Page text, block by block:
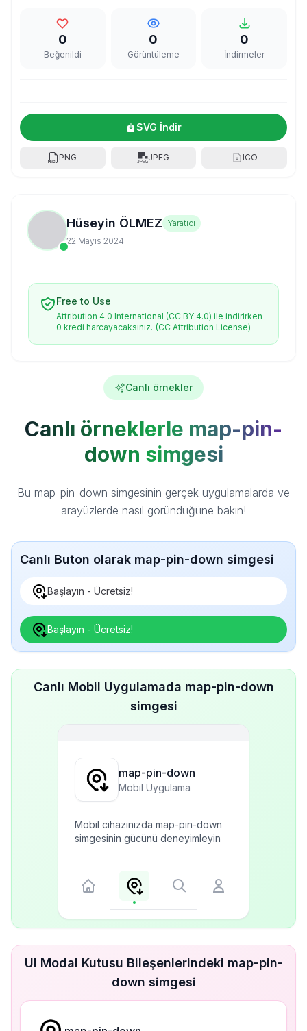
0
Beğenildi
0
Görüntüleme
0
İndirmeler
SVG İndir
PNG JPEG ICO
Hüseyin ÖLMEZ Yaratıcı
22 Mayıs 2024
Free to Use
Attribution 4.0 International (CC BY 4.0) ile indirirken
0 kredi harcayacaksınız. (CC Attribution License)
Canlı örnekler
Canlı örneklerle map-pin-
down simgesi
Bu map-pin-down simgesinin gerçek uygulamalarda ve
arayüzlerde nasıl göründüğüne bakın!
Canlı Buton olarak map-pin-down simgesi
Başlayın - Ücretsiz!
Başlayın - Ücretsiz!
Canlı Mobil Uygulamada map-pin-down
simgesi
map-pin-down
Mobil Uygulama
Mobil cihazınızda map-pin-down
simgesinin gücünü deneyimleyin
UI Modal Kutusu Bileşenlerindeki map-pin-
down simgesi